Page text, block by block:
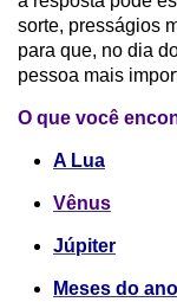
sorte, presságios
para que, no dia
pessoa mais
O que você
A Lua
Vênus
Júpiter
Meses do